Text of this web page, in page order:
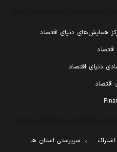
همایش‌های دنیای اقتصاد
دنیای اقتصاد
اقتصاد
اشتراک
سرپرستی استان ها